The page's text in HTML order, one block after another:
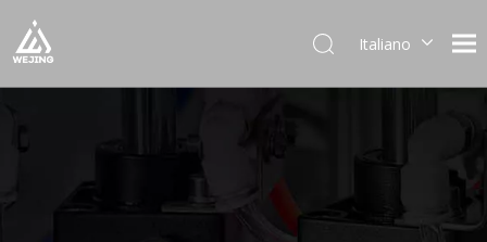
Italiano
Pусский
Português